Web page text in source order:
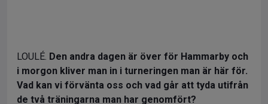
LOULÉ. Den andra dagen är över för Hammarby och
i morgon kliver man in i turneringen man är här för.
Vad kan vi förvänta oss och vad går att tyda utifrån
de två träningarna man har genomfört?